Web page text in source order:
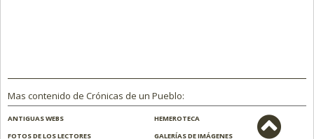
Mas contenido de Crónicas de un Pueblo:
ANTIGUAS WEBS
HEMEROTECA
FOTOS DE LOS LECTORES
GALERÍAS DE IMÁGENES